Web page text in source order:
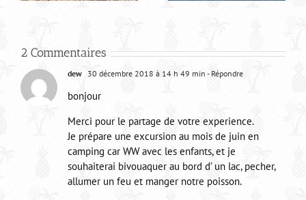
2 Commentaires
dew 30 décembre 2018 à 14 h 49 min - Répondre
bonjour
Merci pour le partage de votre experience.
Je prépare une excursion au mois de juin en
camping car WW avec les enfants, et je
souhaiterai bivouaquer au bord d’ un lac, pecher,
allumer un feu et manger notre poisson.